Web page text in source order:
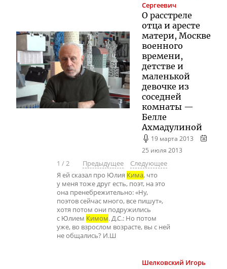
Сергеевич
О расстреле
отца и аресте
матери, Москве
военного
времени,
детстве и
маленькой
девочке из
соседней
комнаты —
Белле
Ахмадулиной
19 марта 2013
25 июля 2013
1 /2 Предыдущее
Следующее
Я ей сказал про Юлия Кима, что
у меня тоже друг есть, поэт, на это
она пренебрежительно: «Ну,
поэтов сейчас много, все пишут»,
хотя потом они подружились
с Юлием Кимом. Д.С.: Но потом
уже, во взрослом возрасте, вы с ней
не общались? И.Ш
Шелковский Игорь